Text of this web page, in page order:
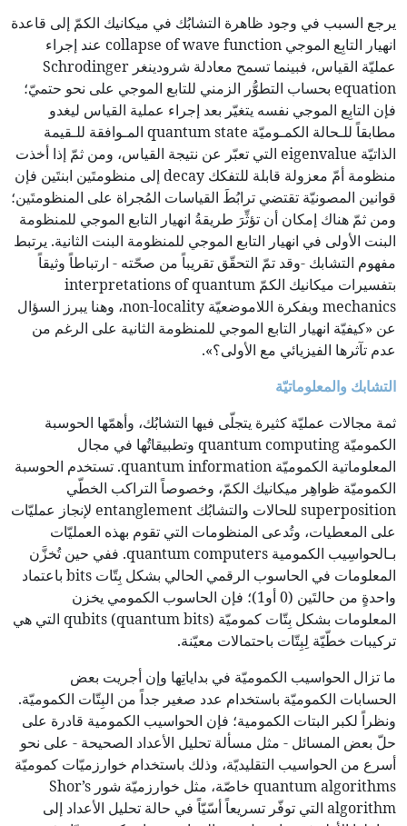
يرجع السبب في وجود ظاهرة التشابُك في ميكانيك الكمّ إلى قاعدة
انهيار التابِع الموجي collapse of wave function عند إجراء
عمليّة القياس، فبينما تسمح معادلة شرودينغر Schrodinger
equation بحساب التطوُّر الزمني للتابع الموجي على نحو حتميّ؛
فإن التابِع الموجي نفسه يتغيّر بعد إجراء عملية القياس ليغدو
مطابقاً للـحالة الكمـوميّة quantum state المـوافقة للـقيمة
الذاتيّة eigenvalue التي تعبّر عن نتيجة القياس، ومن ثمّ إذا أخذت
منظومة أمّ معزولة قابلة للتفكك decay إلى منظومتَين ابنتَين فإن
قوانين المصونيّة تقتضي ترابُطَ القياسات المُجراة على المنظومتَين؛
ومن ثمّ هناك إمكان أن تؤثِّرَ طريقةُ انهيار التابع الموجي للمنظومة
البنت الأولى في انهيار التابع الموجي للمنظومة البنت الثانية. يرتبط
مفهوم التشابك -وقد تمّ التحقّق تقريباً من صحّته - ارتباطاً وثيقاً
بتفسيرات ميكانيك الكمّ interpretations of quantum
mechanics وبفكرة اللاموضعيّة non-locality، وهنا يبرز السؤال
عن «كيفيّة انهيار التابع الموجي للمنظومة الثانية على الرغم من
عدم تآثرها الفيزيائي مع الأولى؟».
التشابك والمعلوماتيّة
ثمة مجالات عمليّة كثيرة يتجلّى فيها التشابُك، وأهمّها الحوسبة
الكموميّة quantum computing وتطبيقاتُها في مجال
المعلوماتية الكموميّة quantum information. تستخدم الحوسبة
الكموميّة ظواهِر ميكانيك الكمّ، وخصوصاً التراكب الخطّي
superposition للحالات والتشابُك entanglement لإنجاز عمليّات
على المعطيات، وتُدعى المنظومات التي تقوم بهذه العمليّات
بـالحواسِيب الكمومية quantum computers. ففي حين تُخزَّن
المعلومات في الحاسوب الرقمي الحالي بشكل بِتّات bits باعتماد
واحدةٍ من حالتَين (0 أو1)؛ فإن الحاسوب الكمومي يخزن
المعلومات بشكل بِتّات كموميّة (quantum bits) qubits التي هي
تركيبات خطّيّة لِبِتّات باحتمالات معيّنة.
ما تزال الحواسيب الكموميّة في بداياتِها وإن أجريت بعض
الحسابات الكموميّة باستخدام عدد صغير جداً من البِتّات الكموميّة.
ونظراً لكبر البتات الكمومية؛ فإن الحواسيب الكمومية قادرة على
حلّ بعض المسائل - مثل مسألة تحليل الأعداد الصحيحة - على نحو
أسرع من الحواسيب التقليديّة، وذلك باستخدام خوارزميّات كموميّة
quantum algorithms خاصّة، مثل خوارزميّة شور Shor’s
algorithm التي توفّر تسريعاً أسّيّاً في حالة تحليل الأعداد إلى